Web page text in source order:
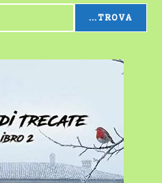
...TROVA